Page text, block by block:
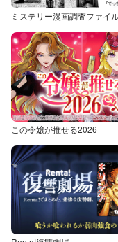
ミステリー漫画調査ファイ
この令嬢が推せる2026